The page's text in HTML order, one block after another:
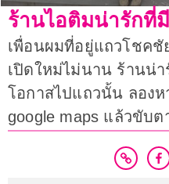
ร้านไอติมน่ารักที่
เพื่อนผมที่อยู่แถวโชคชั
เปิดใหม่ไม่นาน ร้านน่
โอกาสไปแถวนั้น ลองห
google maps แล้วขับ